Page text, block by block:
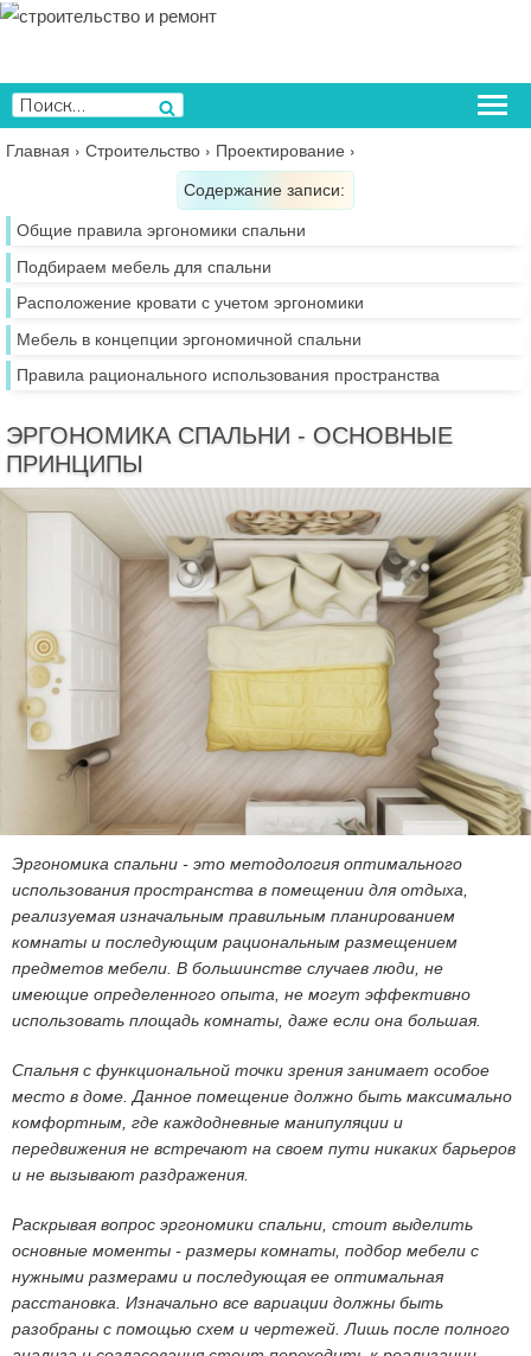
Перейти
содержимому
Искать:
Поиск
Главная › Строительство › Проектирование ›
Содержание записи:
Общие правила эргономики спальни
Подбираем мебель для спальни
Расположение кровати с учетом эргономики
Мебель в концепции эргономичной спальни
Правила рационального использования пространства
ЭРГОНОМИКА СПАЛЬНИ - ОСНОВНЫЕ
ПРИНЦИПЫ
Эргономика спальни - это методология оптимального
использования пространства в помещении для отдыха,
реализуемая изначальным правильным планированием
комнаты и последующим рациональным размещением
предметов мебели. В большинстве случаев люди, не
имеющие определенного опыта, не могут эффективно
использовать площадь комнаты, даже если она большая.
Спальня с функциональной точки зрения занимает особое
место в доме. Данное помещение должно быть максимально
комфортным, где каждодневные манипуляции и
передвижения не встречают на своем пути никаких барьеров
и не вызывают раздражения.
Раскрывая вопрос эргономики спальни, стоит выделить
основные моменты - размеры комнаты, подбор мебели с
нужными размерами и последующая ее оптимальная
расстановка. Изначально все вариации должны быть
разобраны с помощью схем и чертежей. Лишь после полного